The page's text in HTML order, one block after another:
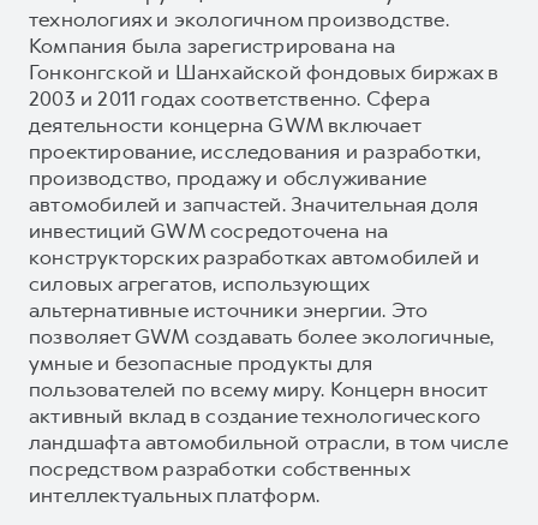
технологиях и экологичном производстве.
Компания была зарегистрирована на
Гонконгской и Шанхайской фондовых биржах в
2003 и 2011 годах соответственно. Сфера
деятельности концерна GWM включает
проектирование, исследования и разработки,
производство, продажу и обслуживание
автомобилей и запчастей. Значительная доля
инвестиций GWM сосредоточена на
конструкторских разработках автомобилей и
силовых агрегатов, использующих
альтернативные источники энергии. Это
позволяет GWM создавать более экологичные,
умные и безопасные продукты для
пользователей по всему миру. Концерн вносит
активный вклад в создание технологического
ландшафта автомобильной отрасли, в том числе
посредством разработки собственных
интеллектуальных платформ.